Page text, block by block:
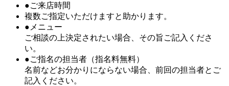
●ご来店時間
複数ご指定いただけますと助かります。
●メニュー
ご相談の上決定されたい場合、その旨ご記入くださ
い。
●ご指名の担当者（指名料無料）
名前などお分かりにならない場合、前回の担当者とご
記入ください。